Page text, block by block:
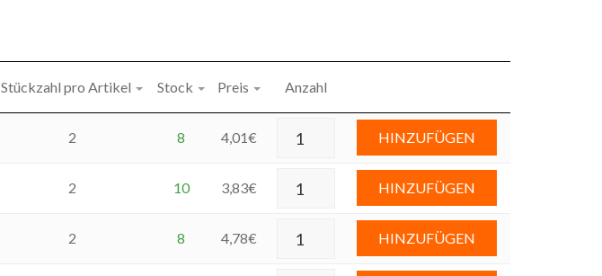
Stückzahl pro Artikel Stock Preis Anzahl
2 8 4,01€ HINZUFÜGEN
2 10 3,83€ HINZUFÜGEN
2 8 4,78€ HINZUFÜGEN